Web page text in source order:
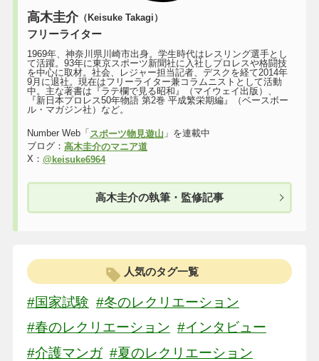
高木圭介（Keisuke Takagi）
フリーライター
1969年、神奈川県川崎市出身。学生時代はレスリング選手とし
て活躍。93年に東京スポーツ新聞社に入社しプロレスや格闘技
を中心に取材。社会、レジャー担当記者、デスクを経て2014年
9月に退社。現在はフリーライター兼コラムニストとして活動
中。主な著書は『ラテ欄で見る昭和』（マイウェイ出版）、
『新日本プロレス50年物語 第2巻 平成繁栄期編』（ベースボー
ル・マガジン社）など。
Number Web「 スポーツ物見遊山 」を連載中
ブログ： 高木圭介のマニア道
X： @keisuke6964
高木圭介の執筆・監修記事
人気のタグ一覧
#国家試験 #冬のレクリエーション
#春のレクリエーション #インタビュー
#介護マンガ #夏のレクリエーション